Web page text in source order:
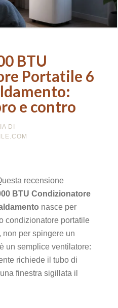
BTU
Portatile 6
e contro
DI
recensione
BTU Condizionatore
nasce per
condizionatore portatile
non per spingere un
un semplice ventilatore:
richiede il tubo di
finestra sigillata il